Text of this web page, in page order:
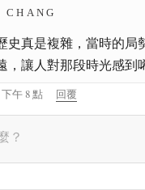
CHANG
史真是複雜，當時的局
，讓人對那段時光感到
下午 8 點 回覆